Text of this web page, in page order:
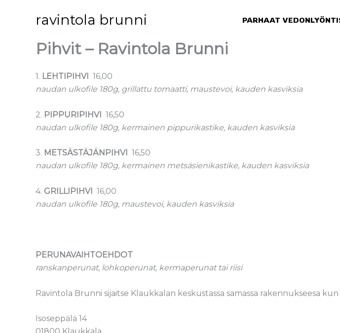
ravintola brunni PARHAAT
Pihvit – Ravintola Brunni
1. LEHTIPIHVI 16,00
naudan ulkofile 180g, grillattu tomaatti, maustevoi, kauden kasviksia
2. PIPPURIPIHVI 16,50
naudan ulkofile 180g, kermainen pippurikastike, kauden kasviksia
3. METSÄSTÄJÄNPIHVI
16,50
naudan ulkofile 180g, kermainen metsäsienikastike, kauden kasviksia
4. GRILLIPIHVI 16,00
naudan ulkofile 180g, maustevoi, kauden kasviksia
PERUNAVAIHTOEHDOT
ranskanperunat, lohkoperunat, kermaperunat tai riisi
Ravintola Brunni sijaitse Klaukkalan keskustassa samassa rakennukseesa
Isoseppälä 14